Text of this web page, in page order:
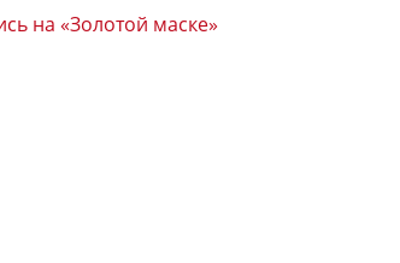
на «Золотой маске»